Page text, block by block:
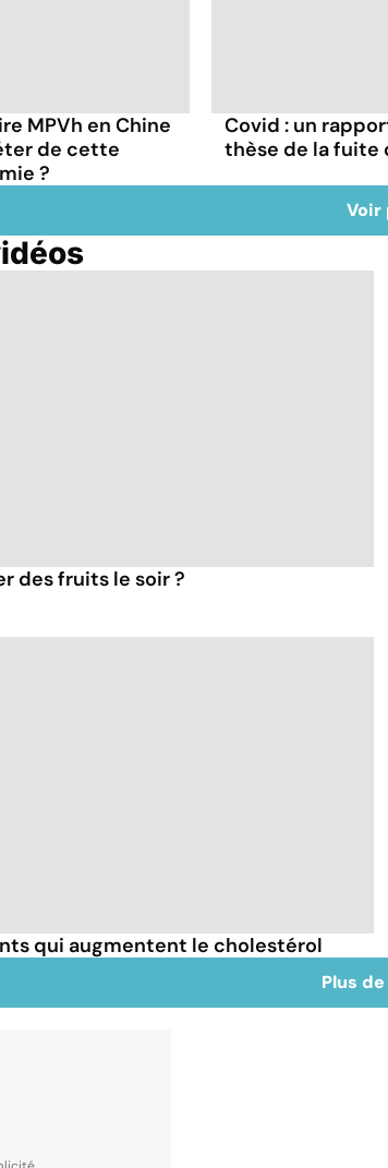
MPVh en Chine
de cette
?
Covid : un
thèse de la fuite
Voir
des fruits le soir ?
qui augmentent le cholestérol
Plus